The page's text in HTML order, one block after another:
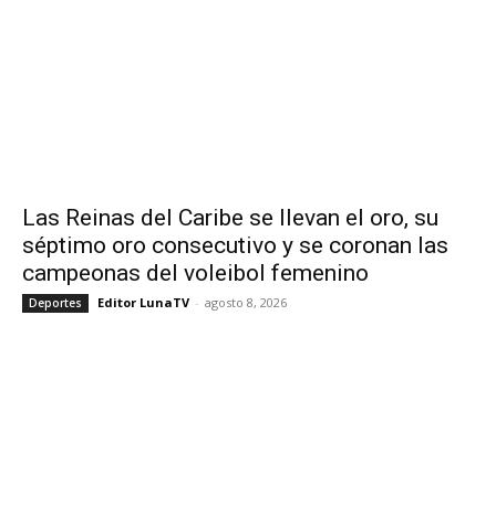
Las Reinas del Caribe se llevan el oro, su
séptimo oro consecutivo y se coronan las
campeonas del voleibol femenino
Deportes Editor LunaTV - agosto 8, 2026